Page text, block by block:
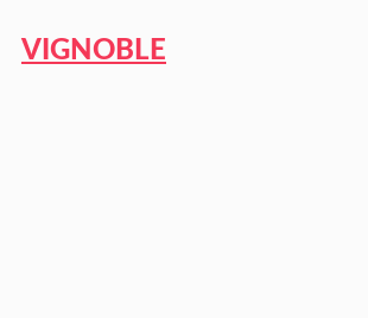
VIGNOBLE